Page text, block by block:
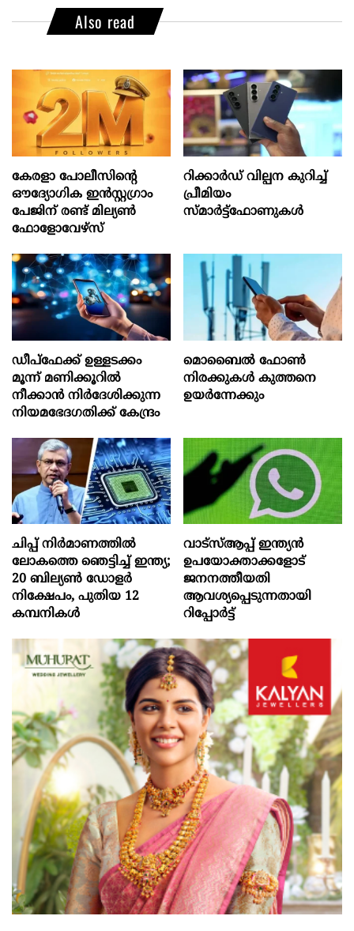
Also read
കേരളാ പോലീസിന്‍റെ
ഔദ്യോഗിക ഇന്‍സ്റ്റഗ്രാം
പേജിന് രണ്ട് മില്യണ്‍
ഫോളോവേഴ്സ്
റിക്കാർഡ് വില്പന കുറിച്ച്
പ്രീമിയം
സ്മാർട്ട്ഫോണുകൾ
ഡീപ്‌ഫേക്ക് ഉള്ളടക്കം
മൂന്ന് മണിക്കൂറിൽ
നീക്കാൻ നിർദേശിക്കുന്ന
നിയമഭേദഗതിക്ക് കേന്ദ്രം
മൊബൈല്‍ ഫോണ്‍
നിരക്കുകള്‍ കുത്തനെ
ഉയര്‍ന്നേക്കും
ചിപ്പ് നിർമാണത്തിൽ
ലോകത്തെ ഞെട്ടിച്ച് ഇന്ത്യ;
20 ബില്യൺ ഡോളർ
നിക്ഷേപം, പുതിയ 12
കമ്പനികൾ
വാട്‌സ്ആപ്പ് ഇന്ത്യൻ
ഉപയോക്താക്കളോട്
ജനനത്തീയതി
ആവശ്യപ്പെടുന്നതായി
റിപ്പോർട്ട്